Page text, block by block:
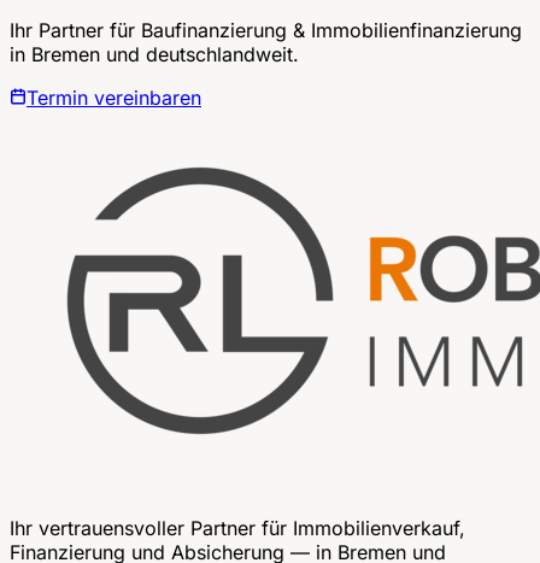
Ihr Partner für Baufinanzierung & Immobilienfinanzierung
in Bremen und deutschlandweit.
Termin vereinbaren
Ihr vertrauensvoller Partner für Immobilienverkauf,
Finanzierung und Absicherung — in Bremen und